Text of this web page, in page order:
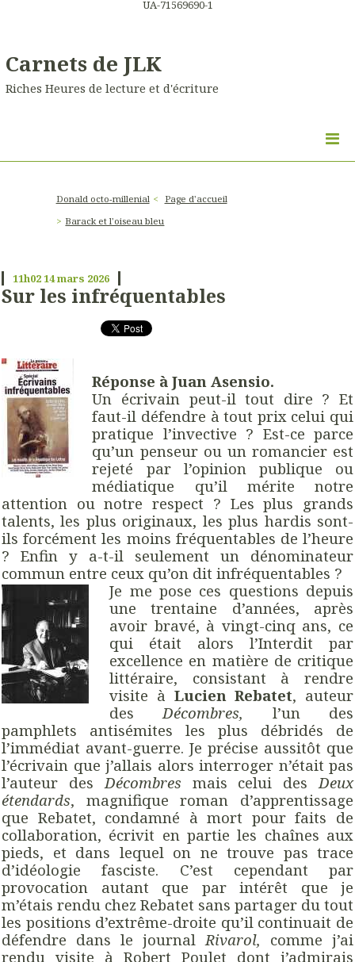
UA-71569690-1
Carnets de JLK
Riches Heures de lecture et d'écriture
Donald octo-millenial
Page d'accueil
Barack et l'oiseau bleu
11h0214mars 2026
Sur les infréquentables
Réponse à Juan Asensio.
Un écrivain peut-il tout dire ? Et
faut-il défendre à tout prix celui qui
pratique l’invective ? Est-ce parce
qu’un penseur ou un romancier est
rejeté par l’opinion publique ou
médiatique qu’il mérite notre
attention ou notre respect ? Les plus grands
talents, les plus originaux, les plus hardis sont-
ils forcément les moins fréquentables de l’heure
? Enfin y a-t-il seulement un dénominateur
commun entre ceux qu’on dit infréquentables ?
Je me pose ces questions depuis
une trentaine d’années, après
avoir bravé, à vingt-cinq ans, ce
qui était alors l’Interdit par
excellence en matière de critique
littéraire, consistant à rendre
visite à Lucien Rebatet, auteur
des Décombres, l’un des
pamphlets antisémites les plus débridés de
l’immédiat avant-guerre. Je précise aussitôt que
l’écrivain que j’allais alors interroger n’était pas
l’auteur des Décombres mais celui des Deux
étendards, magnifique roman d’apprentissage
que Rebatet, condamné à mort pour faits de
collaboration, écrivit en partie les chaînes aux
pieds, et dans lequel on ne trouve pas trace
d’idéologie fasciste. C’est cependant par
provocation autant que par intérêt que je
m’étais rendu chez Rebatet sans partager du tout
les positions d’extrême-droite qu’il continuait de
défendre dans le journal Rivarol, comme j’ai
rendu visite à Robert Poulet dont j’admirais